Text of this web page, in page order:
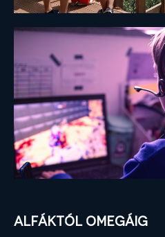
alfáktól omegáig